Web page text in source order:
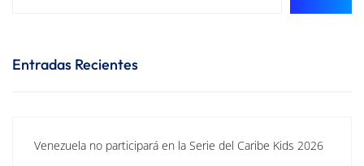
Entradas Recientes
Venezuela no participará en la Serie del Caribe Kids 2026